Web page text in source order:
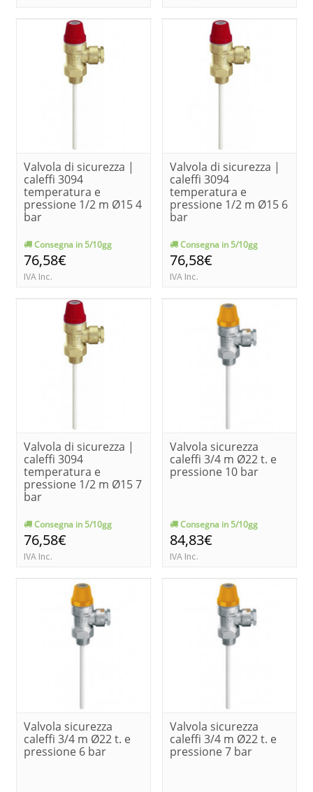
Valvola di sicurezza |
caleffi 3094
temperatura e
pressione 1/2 m Ø15 4
bar
Consegna in 5/10gg
76,58€
IVA Inc.
Valvola di sicurezza |
caleffi 3094
temperatura e
pressione 1/2 m Ø15 6
bar
Consegna in 5/10gg
76,58€
IVA Inc.
Valvola di sicurezza |
caleffi 3094
temperatura e
pressione 1/2 m Ø15 7
bar
Consegna in 5/10gg
76,58€
IVA Inc.
Valvola sicurezza
caleffi 3/4 m Ø22 t. e
pressione 10 bar
Consegna in 5/10gg
84,83€
IVA Inc.
Valvola sicurezza
caleffi 3/4 m Ø22 t. e
pressione 6 bar
Valvola sicurezza
caleffi 3/4 m Ø22 t. e
pressione 7 bar